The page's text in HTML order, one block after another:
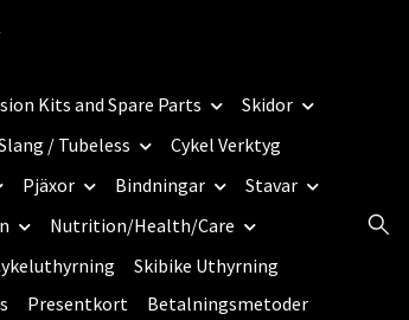
Kits and Spare Parts
Skidor
/ Tubeless
Cykel Verktyg
Pjäxor Bindningar
Stavar
Nutrition/Health/Care
Skibike Uthyrning
Presentkort
Betalningsmetoder